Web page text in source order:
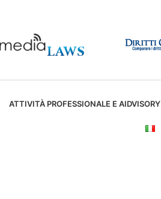
ATTIVITÀ PROFESSIONALE E AIDVISORY